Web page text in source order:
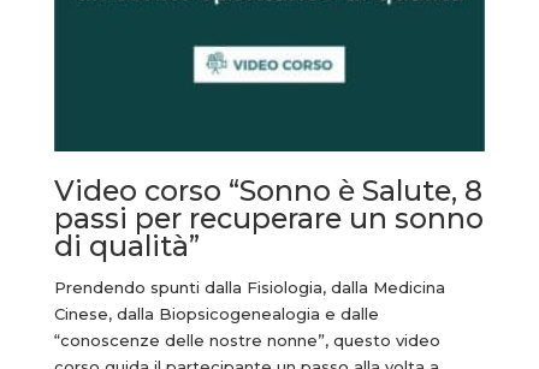
Video corso “Sonno è Salute, 8
passi per recuperare un sonno
di qualità”
Prendendo spunti dalla Fisiologia, dalla Medicina
Cinese, dalla Biopsicogenealogia e dalle
“conoscenze delle nostre nonne”, questo video